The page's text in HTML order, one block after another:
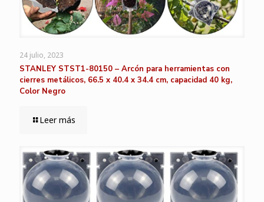
24 julio, 2023
STANLEY STST1-80150 – Arcón para herramientas con
cierres metálicos, 66.5 x 40.4 x 34.4 cm, capacidad 40 kg,
Color Negro
Leer más